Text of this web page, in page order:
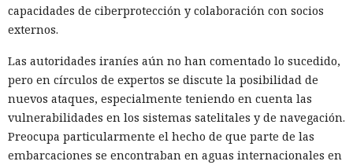
capacidades de ciberprotección y colaboración con socios
externos.
Las autoridades iraníes aún no han comentado lo sucedido,
pero en círculos de expertos se discute la posibilidad de
nuevos ataques, especialmente teniendo en cuenta las
vulnerabilidades en los sistemas satelitales y de navegación.
Preocupa particularmente el hecho de que parte de las
embarcaciones se encontraban en aguas internacionales en